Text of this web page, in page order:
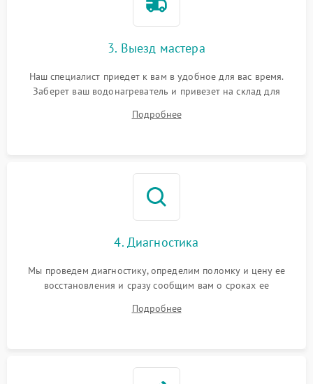
3. Выезд мастера
Наш специалист приедет к вам в удобное для вас время.
Заберет ваш водонагреватель и привезет на склад для
Подробнее
4. Диагностика
Мы проведем диагностику, определим поломку и цену ее
восстановления и сразу сообщим вам о сроках ее
Подробнее